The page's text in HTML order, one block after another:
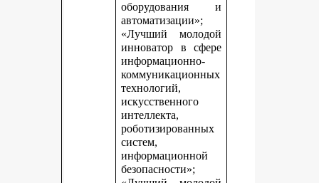
оборудования и
автоматизации»;
«Лучший молодой
инноватор в сфере
информационно-
коммуникационных
технологий,
искусственного
интеллекта,
роботизированных
систем,
информационной
безопасности»;